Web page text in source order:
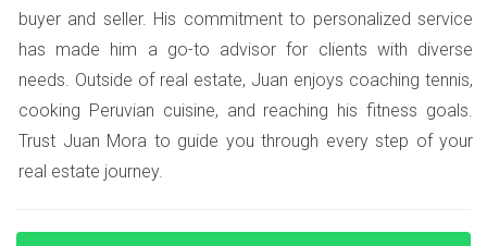
LLAMA AHORA
Caso de Éxito 1
Carmen es una madre soltera que soñaba con tener su
propio hogar. Gracias al programa Florida First, pudo
buyer and seller. His commitment to personalized service
has made him a go-to advisor for clients with diverse
needs. Outside of real estate, Juan enjoys coaching tennis,
cooking Peruvian cuisine, and reaching his fitness goals.
Trust Juan Mora to guide you through every step of your
real estate journey.